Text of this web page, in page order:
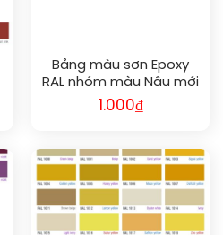
Bảng màu sơn Epoxy
RAL nhóm màu Nâu mới
nhất | Chuẩn màu quốc
tế, bền đẹp cho mọi
1.000₫